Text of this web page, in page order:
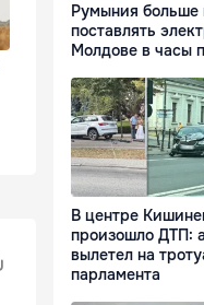
Румыния больше
поставлять
Молдове в часы
В центре
произошло ДТП:
вылетел на
парламента